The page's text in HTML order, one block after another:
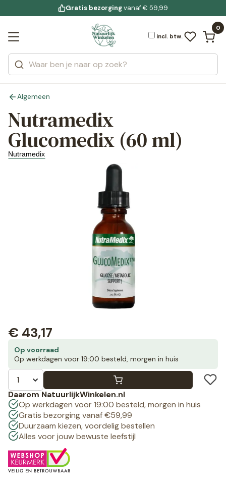
Jouw bewuste leefstijl
voor 19:00 uur besteld
Gratis bezorgingvanaf € 59,99
incl. btw.
0
Zoeken
Categorieën
Merken
Bekijk alle resultaten
Algemeen
Nutramedix
Glucomedix (60 ml)
Nutramedix
Op voorraad
Op werkdagen voor 19:00 besteld, morgen in huis
€ 43,17
Daarom NatuurlijkWinkelen.nl
Op werkdagen voor 19:00 besteld, morgen in huis
Gratis bezorging vanaf €59,99
Duurzaam kiezen, voordelig bestellen
Alles voor jouw bewuste leefstijl